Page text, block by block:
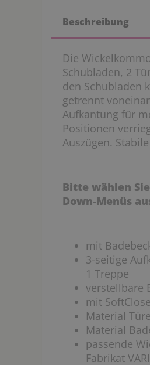
Beschreibung
Die
Schubladen, 2
den Schubladen
getrennt
Aufkantung für
Positionen
Auszügen.
Bitte wählen
Down-Menüs
mit
3-seitige
1 Treppe
verstellbare
mit
Material
Material
passende
Fabrikat